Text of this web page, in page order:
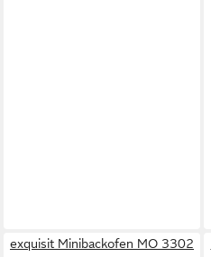
exquisit Minibackofen MO 3302